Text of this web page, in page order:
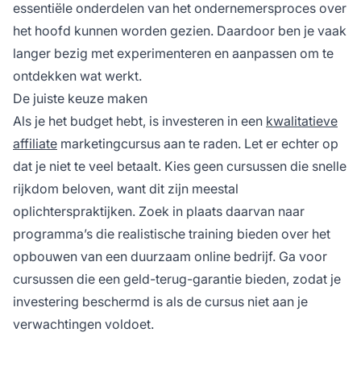
essentiële onderdelen van het ondernemersproces over
het hoofd kunnen worden gezien. Daardoor ben je vaak
langer bezig met experimenteren en aanpassen om te
ontdekken wat werkt.
De juiste keuze maken
Als je het budget hebt, is investeren in een kwalitatieve
affiliate marketingcursus aan te raden. Let er echter op
dat je niet te veel betaalt. Kies geen cursussen die snelle
rijkdom beloven, want dit zijn meestal
oplichterspraktijken. Zoek in plaats daarvan naar
programma’s die realistische training bieden over het
opbouwen van een duurzaam online bedrijf. Ga voor
cursussen die een geld-terug-garantie bieden, zodat je
investering beschermd is als de cursus niet aan je
verwachtingen voldoet.